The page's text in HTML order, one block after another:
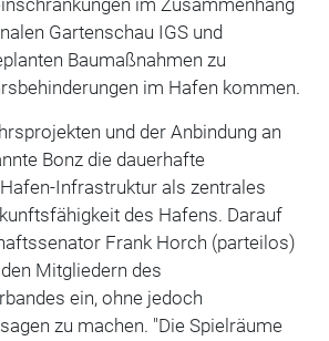
im Zusammenhang
Gartenschau IGS und
Baumaßnahmen zu
im Hafen kommen.
und der Anbindung an
Bonz die dauerhafte
Infrastruktur als zentrales
des Hafens. Darauf
Frank Horch (parteilos)
Mitgliedern des
ein, ohne jedoch
zu machen. "Die Spielräume